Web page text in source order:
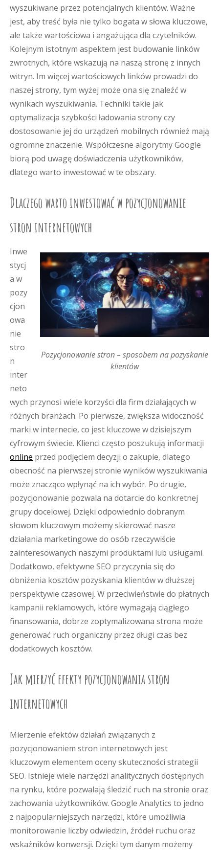
wyszukiwane przez potencjalnych klientów. Ważne
jest, aby treść była nie tylko bogata w słowa kluczowe,
ale także wartościowa i angażująca dla czytelników.
Kolejnym istotnym aspektem jest budowanie linków
zwrotnych, które wskazują na naszą stronę z innych
witryn. Im więcej wartościowych linków prowadzi do
naszej strony, tym wyżej może ona się znaleźć w
wynikach wyszukiwania. Techniki takie jak
optymalizacja szybkości ładowania strony czy
dostosowanie jej do urządzeń mobilnych również mają
ogromne znaczenie. Współczesne algorytmy Google
biorą pod uwagę doświadczenia użytkowników,
dlatego warto inwestować w te obszary.
Dlaczego warto inwestować w pozycjonowanie
stron internetowych
Pozycjonowanie stron – sposobem na pozyskanie
klientów
Inwe
stycj
a w
pozy
cjon
owa
nie
stro
n
inter
neto
wych przynosi wiele korzyści dla firm działających w
różnych branżach. Po pierwsze, zwiększa widoczność
marki w internecie, co jest kluczowe w dzisiejszym
cyfrowym świecie. Klienci często poszukują informacji
online przed podjęciem decyzji o zakupie, dlatego
obecność na pierwszej stronie wyników wyszukiwania
może znacząco wpłynąć na ich wybór. Po drugie,
pozycjonowanie pozwala na dotarcie do konkretnej
grupy docelowej. Dzięki odpowiednio dobranym
słowom kluczowym możemy skierować nasze
działania marketingowe do osób rzeczywiście
zainteresowanych naszymi produktami lub usługami.
Dodatkowo, efektywne SEO przyczynia się do
obniżenia kosztów pozyskania klientów w dłuższej
perspektywie czasowej. W przeciwieństwie do płatnych
kampanii reklamowych, które wymagają ciągłego
finansowania, dobrze zoptymalizowana strona może
generować ruch organiczny przez długi czas bez
dodatkowych kosztów.
Jak mierzyć efekty pozycjonowania stron
internetowych
Mierzenie efektów działań związanych z
pozycjonowaniem stron internetowych jest
kluczowym elementem oceny skuteczności strategii
SEO. Istnieje wiele narzędzi analitycznych dostępnych
na rynku, które pozwalają śledzić ruch na stronie oraz
zachowania użytkowników. Google Analytics to jedno
z najpopularniejszych narzędzi, które umożliwia
monitorowanie liczby odwiedzin, źródeł ruchu oraz
wskaźników konwersji. Dzięki tym danym możemy